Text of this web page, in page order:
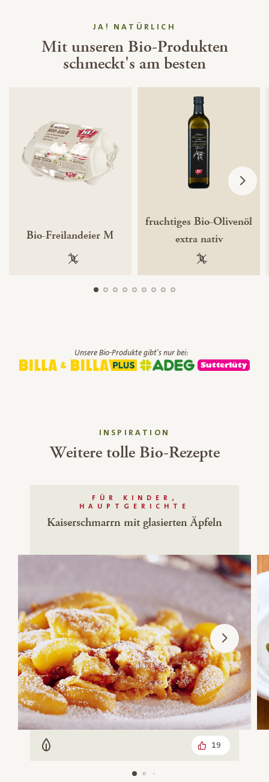
JA! NATÜRLICH
Mit unseren Bio-Produkten
schmeckt's am besten
Bio-Freilandeier M
100 % gentechnikfrei
fruchtiges Bio-Olivenöl
extra nativ
100 %
Unsere Bio-Produkte gibt's nur bei:
INSPIRATION
Weitere tolle Bio-Rezepte
FÜR KINDER,
HAUPTGERICHTE
Kaiserschmarrn mit glasierten Äpfeln
Vegetarisch 19